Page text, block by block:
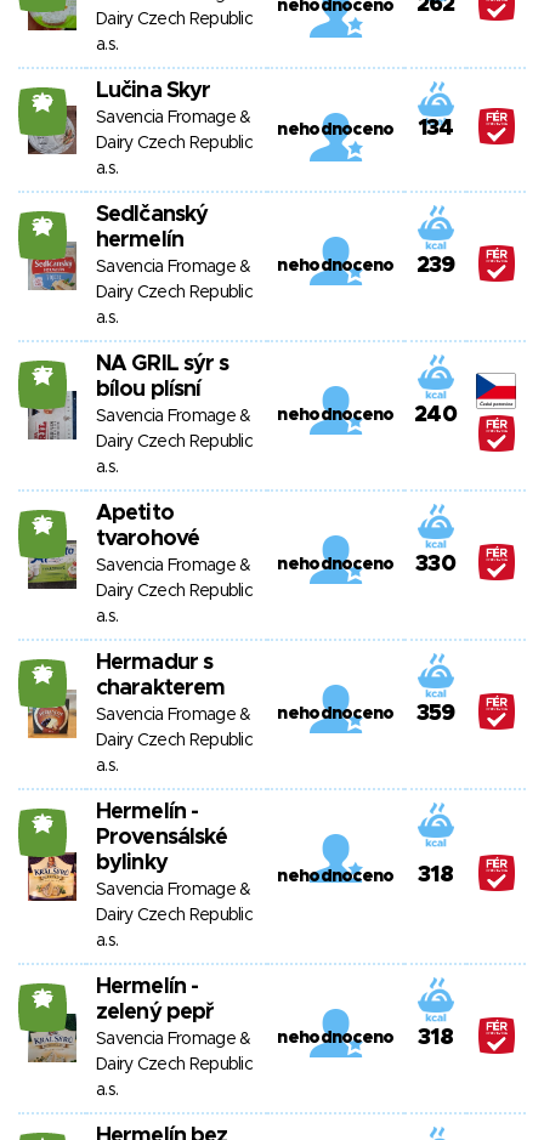
Dairy Czech Republic
a.s.
nehodnoceno 262
29 Lučina Skyr
Savencia Fromage &
Dairy Czech Republic
a.s.
nehodnoceno 134
29
Sedlčanský
hermelín
Savencia Fromage &
Dairy Czech Republic
a.s.
nehodnoceno 239
27
NA GRIL sýr s
bílou plísní
Savencia Fromage &
Dairy Czech Republic
a.s.
nehodnoceno 240
26
Apetito
tvarohové
Savencia Fromage &
Dairy Czech Republic
a.s.
nehodnoceno 330
26
Hermadur s
charakterem
Savencia Fromage &
Dairy Czech Republic
a.s.
nehodnoceno 359
26
Hermelín -
Provensálské
bylinky
Savencia Fromage &
Dairy Czech Republic
a.s.
nehodnoceno 318
26
Hermelín -
zelený pepř
Savencia Fromage &
Dairy Czech Republic
a.s.
nehodnoceno 318